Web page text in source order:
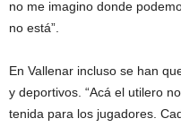
no me imagino donde
no está”.
En Vallenar incluso se han
y deportivos. “Acá el utilero
tenida para los jugadores.